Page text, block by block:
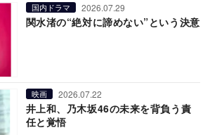
国内ドラマ 2026.07.29
関水渚の“絶対に諦めない”という決意
映画 2026.07.22
井上和、乃木坂46の未来を背負う責
任と覚悟